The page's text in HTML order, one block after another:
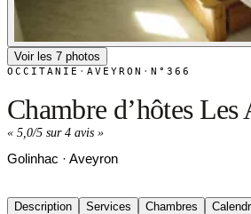
Voir les 7 photos
OCCITANIE · AVEYRON · N°366
Chambre d’hôtes Les
« 5,0/5 sur 4 avis »
Golinhac · Aveyron
Description Services Chambres